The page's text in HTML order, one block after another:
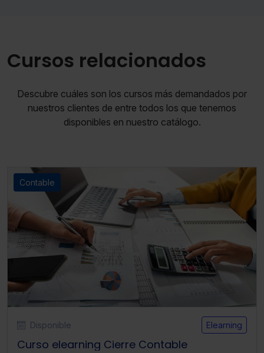
Cursos relacionados
Descubre cuáles son los cursos más demandados por
nuestros clientes de entre todos los que tenemos
disponibles en nuestro catálogo.
Contable
Disponible Elearning
Curso elearning Cierre Contable